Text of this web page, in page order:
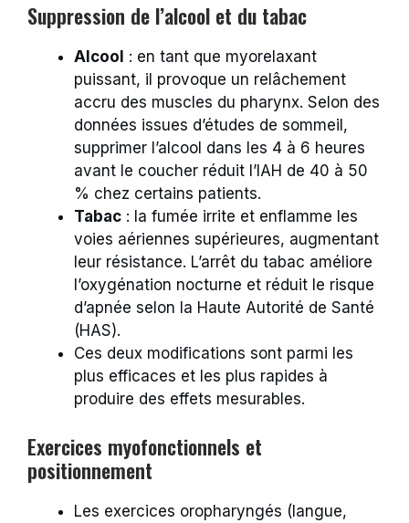
Suppression de l’alcool et du tabac
Alcool : en tant que myorelaxant
puissant, il provoque un relâchement
accru des muscles du pharynx. Selon des
données issues d’études de sommeil,
supprimer l’alcool dans les 4 à 6 heures
avant le coucher réduit l’IAH de 40 à 50
% chez certains patients.
Tabac : la fumée irrite et enflamme les
voies aériennes supérieures, augmentant
leur résistance. L’arrêt du tabac améliore
l’oxygénation nocturne et réduit le risque
d’apnée selon la Haute Autorité de Santé
(HAS).
Ces deux modifications sont parmi les
plus efficaces et les plus rapides à
produire des effets mesurables.
Exercices myofonctionnels et
positionnement
Les exercices oropharyngés (langue,